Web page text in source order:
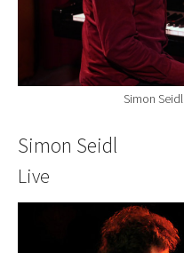
Simon
Simon Seidl
Live
Show larger version for: